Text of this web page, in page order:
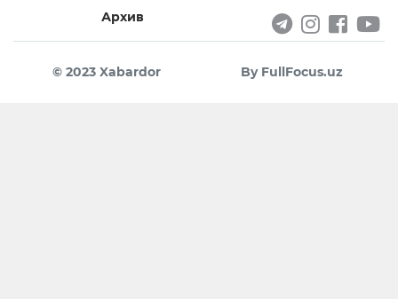
Архив
© 2023 Xabardor By FullFocus.uz